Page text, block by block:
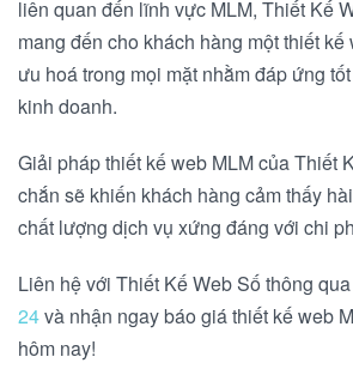
liên quan đến lĩnh vực MLM, Thiết Kế
mang đến cho khách hàng một thiết
ưu hoá trong mọi mặt nhằm đáp ứng
kinh doanh.
Giải pháp thiết kế web MLM của Thiết
chắn sẽ khiến khách hàng cảm thấy
chất lượng dịch vụ xứng đáng với chi
Liên hệ với Thiết Kế Web Số thông
24và nhận ngay báo giá thiết kế web
hôm nay!